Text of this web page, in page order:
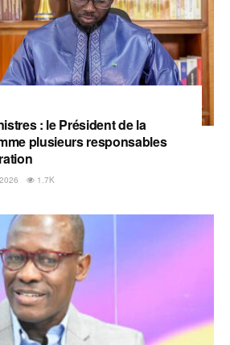
: le Président de la
plusieurs responsables
1.7K